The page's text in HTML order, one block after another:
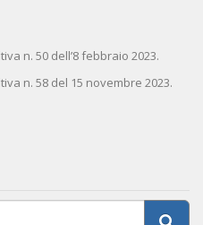
n. 50 dell’8 febbraio 2023.
n. 58 del 15 novembre 2023.